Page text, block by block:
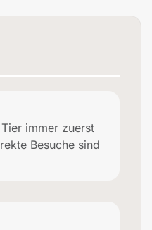
immer zuerst
Besuche sind